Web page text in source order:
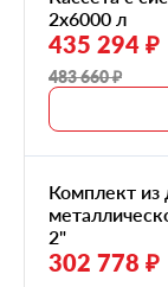
2x6000 л
435 294 ₽
483 660 ₽
Комплект из
2"
302 778 ₽